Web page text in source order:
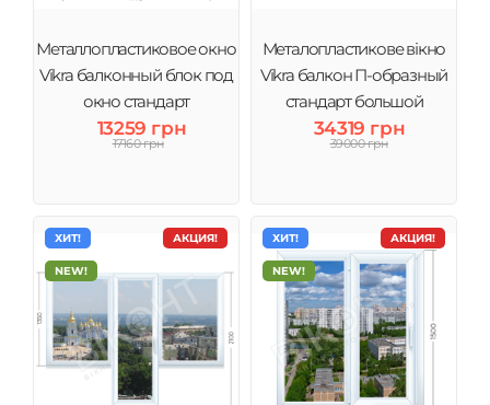
Металлопластиковое окно
Vikra балконный блок под
окно стандарт
13259 грн
17160 грн
Металопластикове вікно
Vikra балкон П-образный
стандарт большой
34319 грн
39000 грн
АКЦИЯ!
ХИТ!
NEW!
АКЦИЯ!
ХИТ!
NEW!